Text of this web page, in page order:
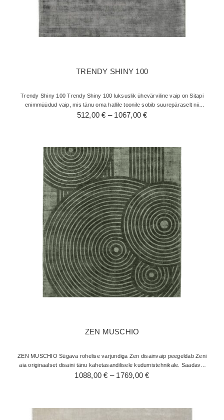
TRENDY SHINY 100
Trendy Shiny 100 Trendy Shiny 100 luksuslik ühevärviline vaip on Sitapi
enimmüüdud vaip, mis tänu oma hallile toonile sobib suurepäraselt nii
modernse kui ka…
512,00€ – 1067,00€Hinnavahemik:
1067,00 €
ZEN MUSCHIO
ZEN MUSCHIO Sügava rohelise varjundiga Zen disainvaip peegeldab Zeni
aia originaalset disaini tänu kahetasandilisele kudumistehnikale. Saadaval
ümmarguse ja kandilise vaiba versioonina, see on parim…
1088,00€ – 1769,00€Hinnavahemik:
1769,00 €